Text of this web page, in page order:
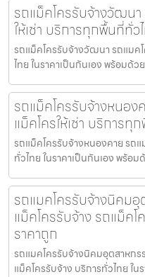
รถแม็คโครรับจ้างวัฒน
ให้เช่า บริการทุกพื้นที่ทั่ว
รถแม็คโครรับจ้างวัฒนา รถแมคโ
ไทย ในราคาเป็นกันเอง พร้อมด้
รถแม็คโครรับจ้างหนอง
แม็คโครให้เช่า บริการ
รถแม็คโครรับจ้างหนองคาย รถแ
ทั่วไทย ในราคาเป็นกันเอง พร้อ
รถแมคโครรับจ้างนิคม
แม็คโครรับจ้าง รถแม็ค
ราคาถูก
รถแมคโครรับจ้างนิคมอุตสาหกร
แม็คโครรับจ้าง บริการทั่วไทย ใ